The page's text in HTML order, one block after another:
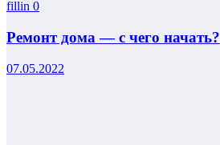
fillin 0
Ремонт дома — с чего начать?
07.05.2022